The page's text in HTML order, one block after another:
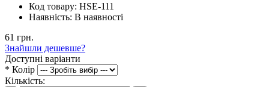
Код товару: HSE-111
Наявність: В наявності
61 грн.
Знайшли дешевше?
Доступні варіанти
* Колір
Кількість: